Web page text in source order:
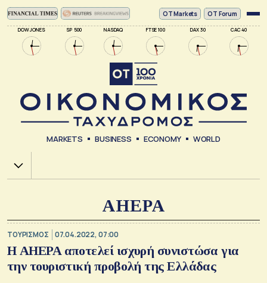
DOW JONES SP 500 NASDAQ FTSE 100 DAX 30 CAC 40
ΟΤ Markets OT Forum
MARKETS BUSINESS ECONOMY WORLD
Χ.Α.
AHEPA
ΤΟΥΡΙΣΜΟΣ 07.04.2022, 07:00
Η AHEPA αποτελεί ισχυρή συνιστώσα για
την τουριστική προβολή της Ελλάδας